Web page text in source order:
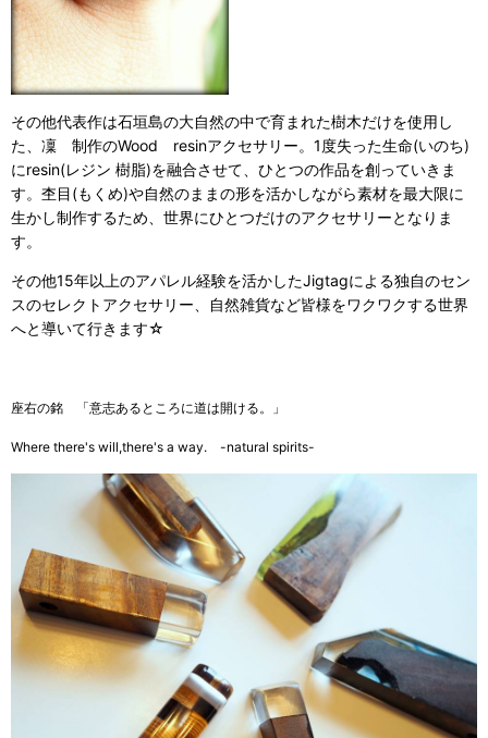
その他代表作は石垣島の大自然の中で育まれた樹木だけを使用し
た、凜 制作のWood resinアクセサリー。1度失った生命(いのち)
にresin(レジン 樹脂)を融合させて、ひとつの作品を創っていきま
す。杢目(もくめ)や自然のままの形を活かしながら素材を最大限に
生かし制作するため、世界にひとつだけのアクセサリーとなりま
す。
その他15年以上のアパレル経験を活かしたJigtagによる独自のセン
スのセレクトアクセサリー、自然雑貨など皆様をワクワクする世界
へと導いて行きます☆
座右の銘 「意志あるところに道は開ける。」
Where there's will,there's a way. -natural spirits-